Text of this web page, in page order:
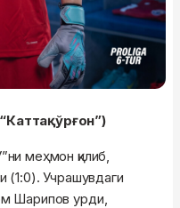
меҳмон қилиб,
(1:0). Учрашувдаги
Шарипов урди,